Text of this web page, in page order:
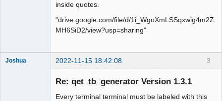
inside quotes.
"drive.google.com/file/d/
MH6SiD2/view?usp=sharing"
3
Joshua 2022-11-15 18:42:08
Re: qet_tb_generator Version 1.3.1
Every terminal terminal must be labeled with this